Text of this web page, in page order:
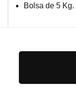
Bolsa de 5 Kg.